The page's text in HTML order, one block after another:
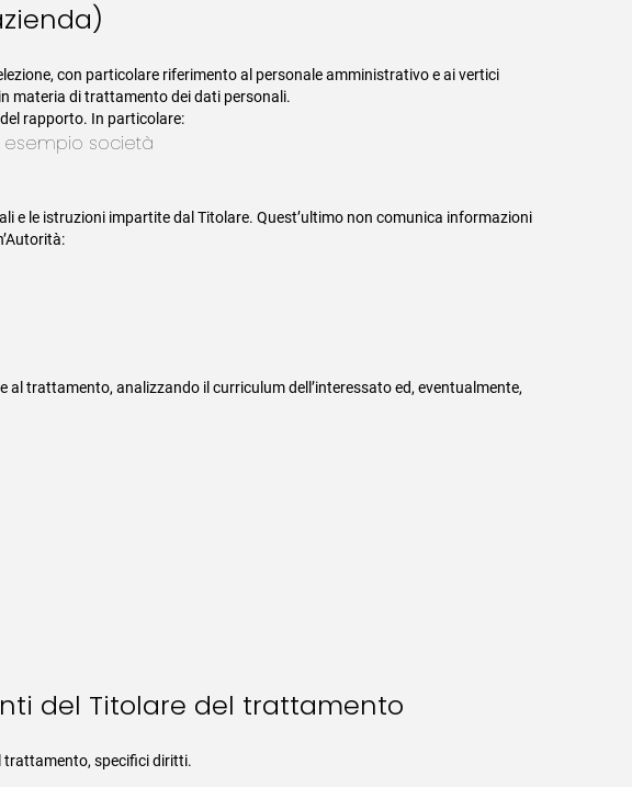
con particolare riferimento al personale amministrativo e ai vertici
materia di trattamento dei dati personali.
rapporto. In particolare:
esempio società
e le istruzioni impartite dal Titolare. Quest’ultimo non comunica informazioni
trattamento, analizzando il curriculum dell’interessato ed, eventualmente,
del Titolare del trattamento
trattamento, specifici diritti.